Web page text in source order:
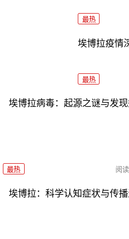
最热
埃博拉疫情
最热
埃博拉病毒：起源之谜与发
最热 阅读
埃博拉：科学认知症状与传